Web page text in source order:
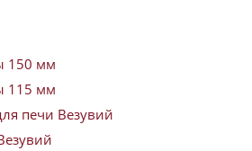
150 мм
115 мм
печи Везувий